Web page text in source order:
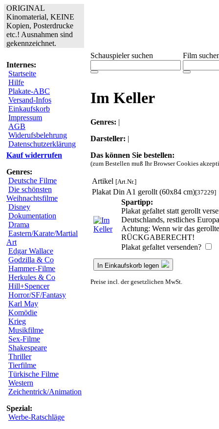
ORIGINAL
Kinomaterial, KEINE
Kopien, Posterdrucke
etc.! Ausnahmen sind
gekennzeichnet.
Internes:
Startseite
Hilfe
Plakate-ABC
Versand-Infos
Einkaufskorb
Impressum
AGB
Widerufsbelehrung
Datenschutzerklärung
Kauf widerrufen
Genres:
Deutsche Filme
Die schönsten
Weihnachtsfilme
Disney
Dokumentation
Drama
Eastern/Karate/Martial
Art
Edgar Wallace
Godzilla & Co
Hammer-Filme
Herkules & Co
Hill+Spencer
Horror/SF/Fantasy
Karl May
Komödie
Krieg
Musikfilme
Sex-Filme
Shakespeare
Thriller
Tierfilme
Türkische Filme
Western
Zeichentrick/Animation
Spezial:
Werbe-Ratschläge
Schauspieler suchen Film
Im Keller
Genres: |
Darsteller: |
Das können Sie bestellen:
(zum Bestellen muß Ihr Browser Cookies
Artikel [Art.Nr.]
Plakat Din A1 gerollt (60x84 cm)[37229]
Spartipp:
Plakat gefaltet statt gerollt
Deutschlands, restliches
Achtung: Wenn wir das
RÜCKGABERECHT!
Plakat gefaltet versenden?
In Einkaufskorb legen
Preise incl. der gesetzlichen MwSt.